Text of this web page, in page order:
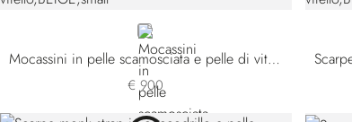
BEIGE
Mocassini in pelle scamosciata e pelle di vitello
€ 900